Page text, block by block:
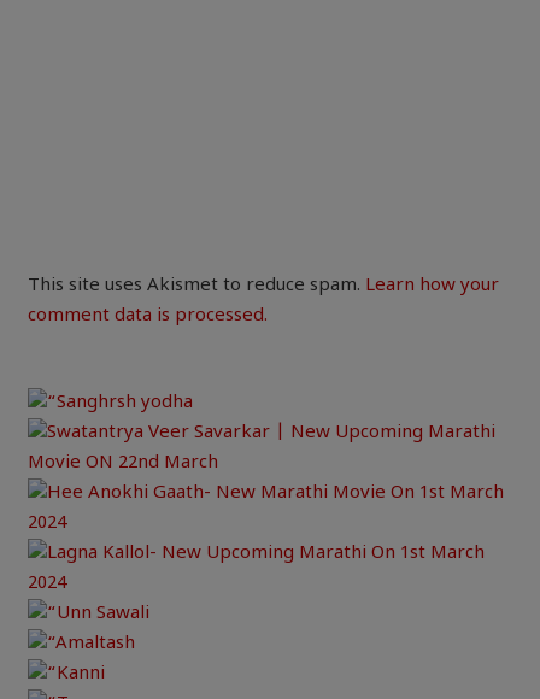
This site uses Akismet to reduce spam. Learn how your
comment data is processed.